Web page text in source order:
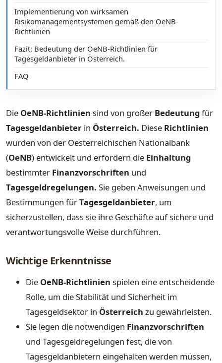
Implementierung von wirksamen
Risikomanagementsystemen gemäß den OeNB-
Richtlinien
Fazit: Bedeutung der OeNB-Richtlinien für
Tagesgeldanbieter in Österreich.
FAQ
Die OeNB-Richtlinien sind von großer Bedeutungfür
Tagesgeldanbieter in Österreich. Diese Richtlinien
wurden von der Oesterreichischen Nationalbank
(OeNB) entwickelt und erfordern die Einhaltung
bestimmter Finanzvorschriften und
Tagesgeldregelungen. Sie geben Anweisungen und
Bestimmungen fürTagesgeldanbieter, um
sicherzustellen, dass sie ihre Geschäfte auf sichere und
verantwortungsvolle Weise durchführen.
Wichtige Erkenntnisse
Die OeNB-Richtlinien spielen eine entscheidende
Rolle, um die Stabilität und Sicherheit im
Tagesgeldsektor in Österreich zu gewährleisten.
Sie legen die notwendigen Finanzvorschriften
und Tagesgeldregelungen fest, die von
Tagesgeldanbietern eingehalten werden müssen,